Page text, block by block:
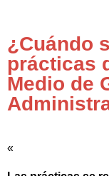
¿Cuándo
prácticas
Medio de
«